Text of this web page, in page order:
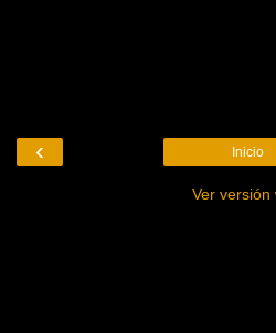
‹ Inicio
Ver versión